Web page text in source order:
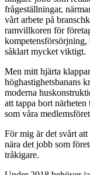
frågeställningar,
vårt arbete på
ramvillkoren för
såklart mycket viktigt.
Men mitt hjärta
höghastighetsbanans
moderna
att tappa bort
som våra
För mig är det svårt
nära det jobb som
tråkigare.